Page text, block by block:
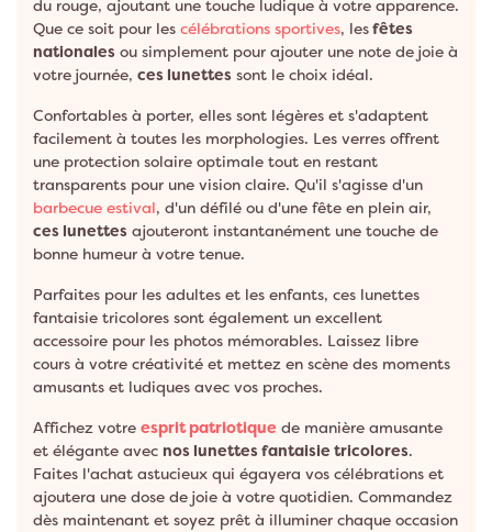
du rouge, ajoutant une touche ludique à votre apparence.
Que ce soit pour les célébrations sportives, lesfêtes
nationales ou simplement pour ajouter une note de joie à
votre journée, ces lunettes sont le choix idéal.
Confortables à porter, elles sont légères et s'adaptent
facilement à toutes les morphologies. Les verres offrent
une protection solaire optimale tout en restant
transparents pour une vision claire. Qu'il s'agisse d'un
barbecue estival, d'un défilé ou d'une fête en plein air,
ces lunettes ajouteront instantanément une touche de
bonne humeur à votre tenue.
Parfaites pour les adultes et les enfants, ces lunettes
fantaisie tricolores sont également un excellent
accessoire pour les photos mémorables. Laissez libre
cours à votre créativité et mettez en scène des moments
amusants et ludiques avec vos proches.
Affichez votre esprit patriotique de manière amusante
et élégante avec nos lunettes fantaisie tricolores.
Faites l'achat astucieux qui égayera vos célébrations et
ajoutera une dose de joie à votre quotidien. Commandez
dès maintenant et soyez prêt à illuminer chaque occasion